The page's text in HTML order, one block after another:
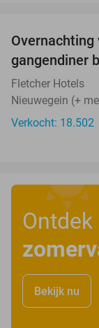
gangendiner
Fletcher Hotels
Nieuwegein (+
Verkocht: 18.502
Bekijk nu